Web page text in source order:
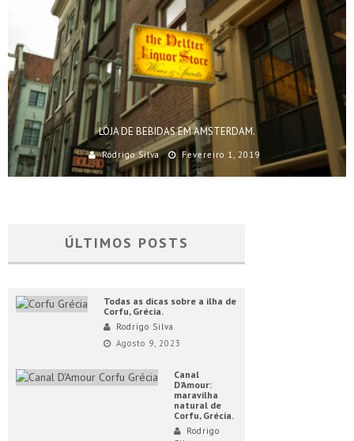
LOJA DE BEBIDAS EM AMSTERDAM.
Rodrigo Silva Fevereiro 1, 2019
ÚLTIMOS POSTS
Todas as dicas sobre a ilha de
Corfu, Grécia.
Rodrigo Silva
Agosto 9, 2023
Canal
D’Amour:
maravilha
natural de
Corfu, Grécia.
Rodrigo